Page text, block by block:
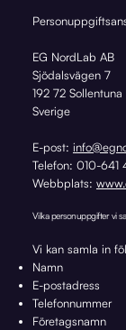
EG NordLab AB
Sjödalsvägen 7
192 72 Sollentuna
Sverige
E-post:
Telefon: 010-641
Webbplats:
Vilka personuppgifter vi
Vi kan samla in
Namn
E-postadress
Telefonnummer
Företagsnamn